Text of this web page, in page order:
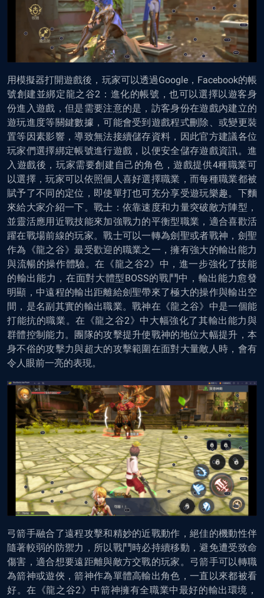
用模擬器打開遊戲後，玩家可以透過Google，Facebook的帳
號創建並綁定龍之谷2：進化的帳號，也可以選擇以遊客身
份進入遊戲，但是需要注意的是，訪客身份在遊戲內建立的
遊玩進度等關鍵數據，可能會受到遊戲程式刪除、或變更裝
置等因素影響，導致無法接續儲存資料，因此官方建議各位
玩家們選擇綁定帳號進行遊戲，以便安全儲存遊戲資訊。進
入遊戲後，玩家需要創建自己的角色，遊戲提供4種職業可
以選擇，玩家可以依照個人喜好選擇職業，而每種職業都被
賦予了不同的定位，即使單打也可充分享受遊玩樂趣。下麵
來給大家介紹一下。戰士：依靠速度和力量突破敵方陣型，
並靈活應用近戰技能來加強戰力的平衡型職業，適合喜歡活
躍在戰場前線的玩家。戰士可以一轉為劍聖或者戰神，劍聖
作為《龍之谷》最受歡迎的職業之一，擁有強大的輸出能力
與流暢的操作體驗。在《龍之谷2》中，進一步強化了技能
的輸出能力，在面對大體型BOSS的戰鬥中，輸出能力愈發
明顯，中遠程的輸出距離給劍聖帶來了極大的操作與輸出空
間，是名副其實的輸出職業。戰神在《龍之谷》中是一個能
打能抗的職業。在《龍之谷2》中大幅強化了其輸出能力與
群體控制能力。團隊的攻擊提升使戰神的地位大幅提升，本
身不俗的攻擊力與超大的攻擊範圍在面對大量敵人時，會有
令人眼前一亮的表現。
弓箭手融合了遠程攻擊和精妙的近戰動作，絕佳的機動性伴
隨著較弱的防禦力，所以戰鬥時必持續移動，避免遭受致命
傷害，適合想要遠距離與敵方交戰的玩家。弓箭手可以轉職
為箭神或遊俠，箭神作為單體高輸出角色，一直以來都被看
好。在《龍之谷2》中箭神擁有全職業中最好的輸出環境，